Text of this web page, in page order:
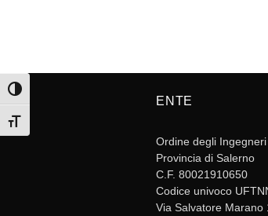
Attiva/disattiva alto contrasto
Attiva/disattiva dimensione testo
ENTE
Ordine degli
Provincia di Salerno
C.F. 80021910650
Codice univoco
Via Salvatore Marano